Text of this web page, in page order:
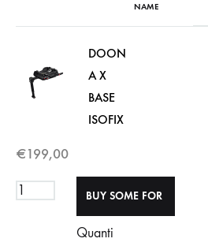
NAME
DOON
A X
BASE
ISOFIX
€199,00
Quanti